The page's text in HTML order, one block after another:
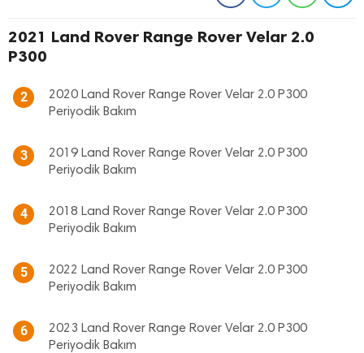
2021 Land Rover Range Rover Velar 2.0
P300
2
2020 Land Rover Range Rover Velar 2.0 P300
Periyodik Bakım
3
2019 Land Rover Range Rover Velar 2.0 P300
Periyodik Bakım
4
2018 Land Rover Range Rover Velar 2.0 P300
Periyodik Bakım
5
2022 Land Rover Range Rover Velar 2.0 P300
Periyodik Bakım
6
2023 Land Rover Range Rover Velar 2.0 P300
Periyodik Bakım